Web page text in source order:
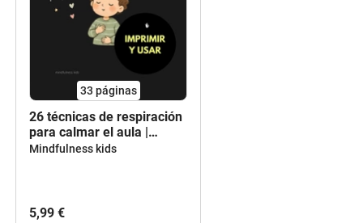
33 páginas
26 técnicas de respiración
para calmar el aula |
Vuelta a la calma
Mindfulness kids
5,99 €